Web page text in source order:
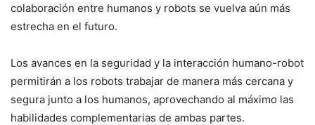
colaboración entre humanos y robots se vuelva aún más
estrecha en el futuro.
Los avances en la seguridad y la interacción humano-robot
permitirán a los robots trabajar de manera más cercana y
segura junto a los humanos, aprovechando al máximo las
habilidades complementarias de ambas partes.